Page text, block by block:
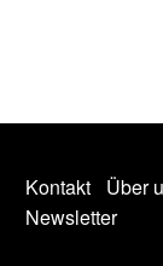
Kontakt Über
Newsletter